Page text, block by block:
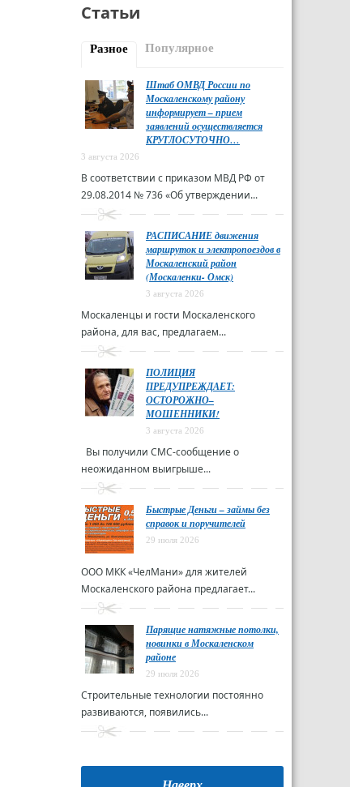
Статьи
Разное Популярное
Штаб ОМВД России по
Москаленскому району
информирует – прием
заявлений осуществляется
КРУГЛОСУТОЧНО…
3 августа 2026
В соответствии с приказом МВД РФ от
29.08.2014 № 736 «Об утверждении...
РАСПИСАНИЕ движения
маршруток и электропоездов в
Москаленский район
(Москаленки- Омск)
3 августа 2026
Москаленцы и гости Москаленского
района, для вас, предлагаем...
ПОЛИЦИЯ
ПРЕДУПРЕЖДАЕТ:
ОСТОРОЖНО–
МОШЕННИКИ!
3 августа 2026
Вы получили СМС-сообщение о
неожиданном выигрыше...
Быстрые Деньги – займы без
справок и поручителей
29 июля 2026
ООО МКК «ЧелМани» для жителей
Москаленского района предлагает...
Парящие натяжные потолки,
новинки в Москаленском
районе
29 июля 2026
Строительные технологии постоянно
развиваются, появились...